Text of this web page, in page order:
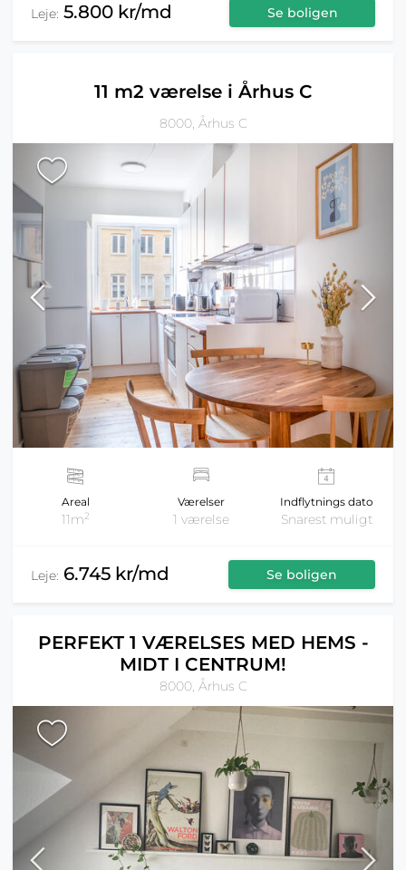
Leje: 5.800 kr/md Se boligen
11 m2 værelse i Århus C
8000, Århus C
Areal
11m2
Værelser
1 værelse
Indflytnings dato
Snarest muligt
Leje: 6.745 kr/md Se boligen
PERFEKT 1 VÆRELSES MED HEMS -
MIDT I CENTRUM!
8000, Århus C